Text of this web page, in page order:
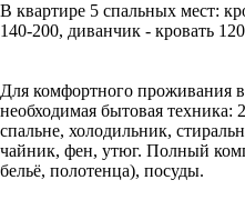
В квартире 5 спальных мест:
140-200, диванчик - кровать
Для комфортного проживания в
необходимая бытовая техника:
спальне, холодильник,
чайник, фен, утюг. Полный
бельё, полотенца), посуды.